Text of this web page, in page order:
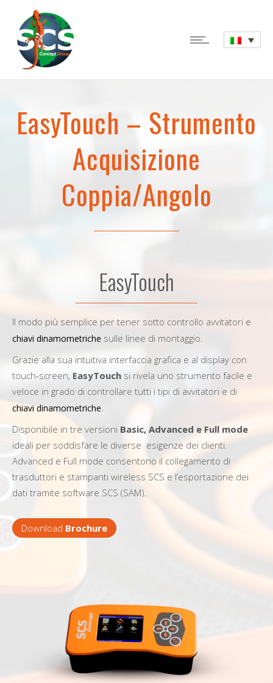
EasyTouch – Strumento
Acquisizione
Coppia/Angolo
EasyTouch
Il modo più semplice per tener sotto controllo avvitatori e
chiavi dinamometriche sulle linee di montaggio.
Grazie alla sua intuitiva interfaccia grafica e al display con
touch-screen, EasyTouch si rivela uno strumento facile e
veloce in grado di controllare tutti i tipi di avvitatori e di
chiavi dinamometriche.
Disponibile in tre versioni Basic, Advanced e Full mode
ideali per soddisfare le diverse esigenze dei clienti.
Advanced e Full mode consentono il collegamento di
trasduttori e stampanti wireless SCS e l’esportazione dei
dati tramite software SCS (SAM).
Download Brochure